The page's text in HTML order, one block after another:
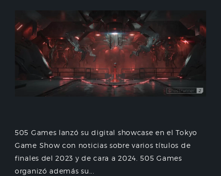
505 Games lanzó su digital showcase en el Tokyo
Game Show con noticias sobre varios títulos de
finales del 2023 y de cara a 2024. 505 Games
organizó además su...